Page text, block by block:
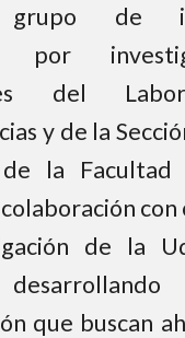
grupo de
por
del
y de la
la Facultad
de la
que buscan